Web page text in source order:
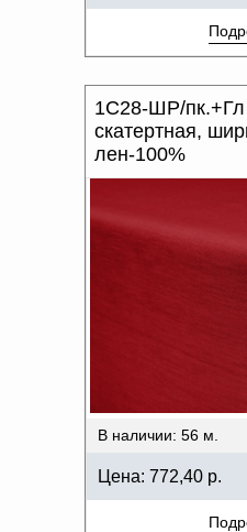
1С28-ШР/пк.+Гл
скатертная,
лен-100%
В наличии: 56 м.
Цена: 772,40 р.